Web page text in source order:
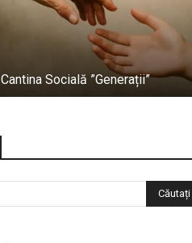
Cantina Socială ”Generații”